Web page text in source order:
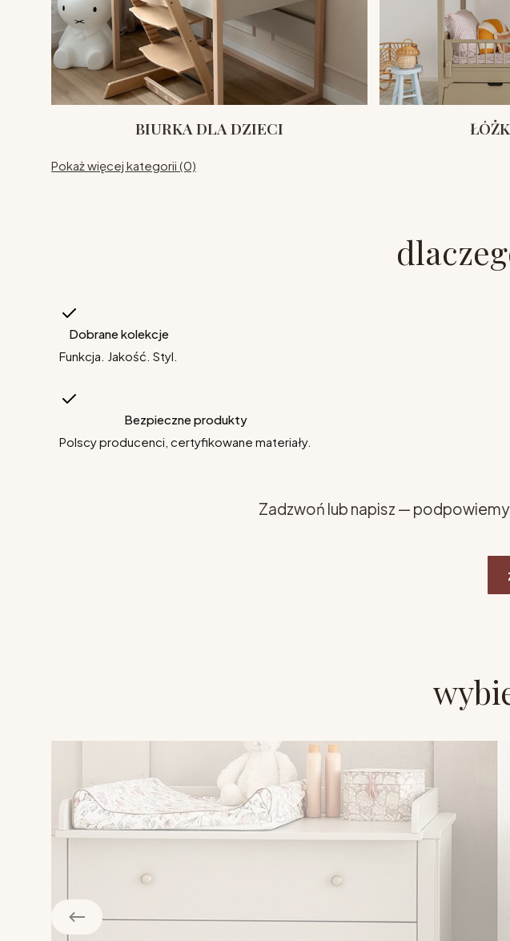
BIURKA DLA DZIECI
Pokaż więcej kategorii (0)
Dobrane kolekcje
Funkcja. Jakość. Styl.
Bezpieczne produkty
Polscy producenci, certyfikowane materiały.
Zadzwoń lub napisz —